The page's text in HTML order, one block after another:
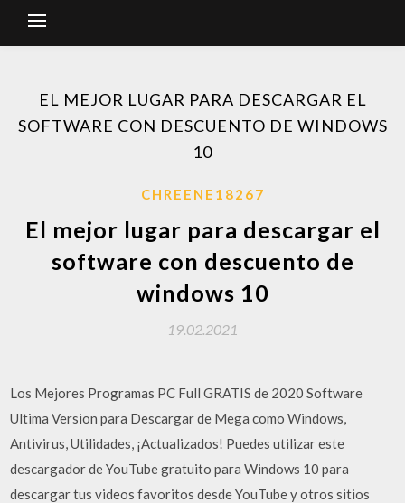
EL MEJOR LUGAR PARA DESCARGAR EL
SOFTWARE CON DESCUENTO DE WINDOWS
10
CHREENE18267
El mejor lugar para descargar el
software con descuento de
windows 10
19.02.2021
Los Mejores Programas PC Full GRATIS de 2020 Software
Ultima Version para Descargar de Mega como Windows,
Antivirus, Utilidades, ¡Actualizados! Puedes utilizar este
descargador de YouTube gratuito para Windows 10 para
descargar tus videos favoritos desde YouTube y otros sitios